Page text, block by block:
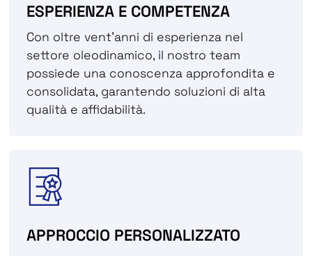
ESPERIENZA E COMPETENZA
Con oltre vent’anni di esperienza nel
settore oleodinamico, il nostro team
possiede una conoscenza approfondita e
consolidata, garantendo soluzioni di alta
qualità e affidabilità.
APPROCCIO PERSONALIZZATO